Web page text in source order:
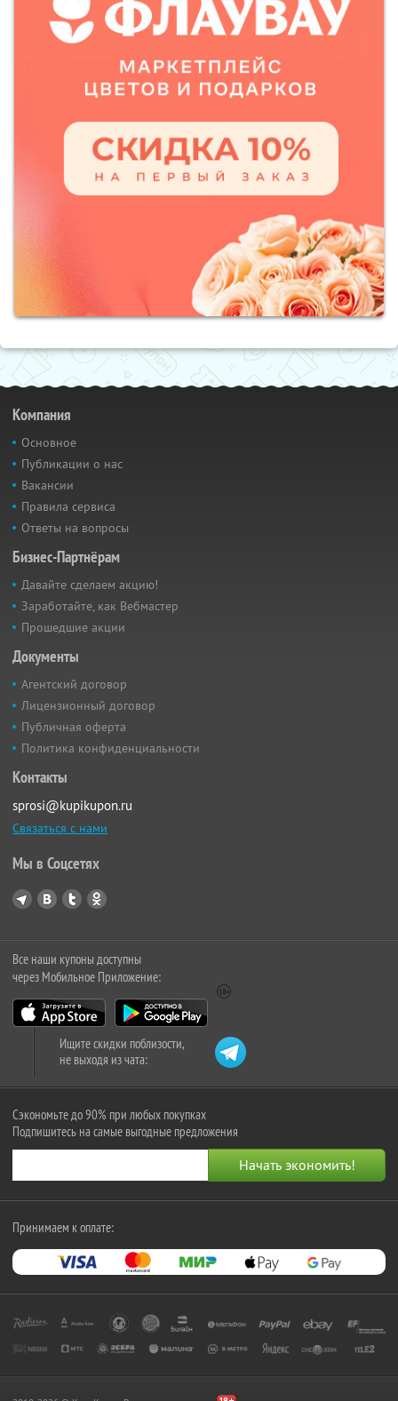
Компания
Основное
Публикации о нас
Вакансии
Правила сервиса
Ответы на вопросы
Бизнес-Партнёрам
Давайте сделаем акцию!
Заработайте, как Вебмастер
Прошедшие акции
Документы
Агентский договор
Лицензионный договор
Публичная оферта
Политика конфиденциальности
Контакты
sprosi@kupikupon.ru
Связаться с нами
Мы в Соцсетях
Все наши купоны доступны
через Мобильное Приложение:
Ищите скидки поблизости,
не выходя из чата:
Сэкономьте до 90% при любых покупках
Подпишитесь на самые выгодные предложения
Принимаем к оплате: